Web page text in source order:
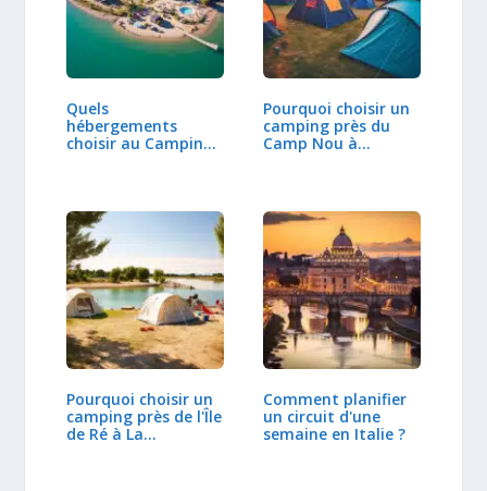
Quels
hébergements
choisir au Camping
Pourquoi choisir un
camping près du
Camp Nou à
Pourquoi choisir un
camping près de l'Île
de Ré à La…
Comment planifier
un circuit d'une
semaine en Italie ?